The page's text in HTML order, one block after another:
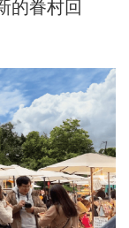
的眷村回